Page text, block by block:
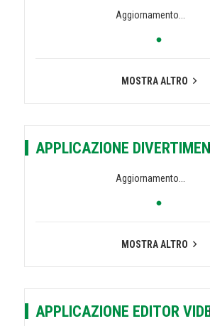
Aggiornamento...
MOSTRA ALTRO
APPLICAZIONE
Aggiornamento...
MOSTRA ALTRO
APPLICAZIONE EDITOR